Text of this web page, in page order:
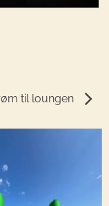
til loungen